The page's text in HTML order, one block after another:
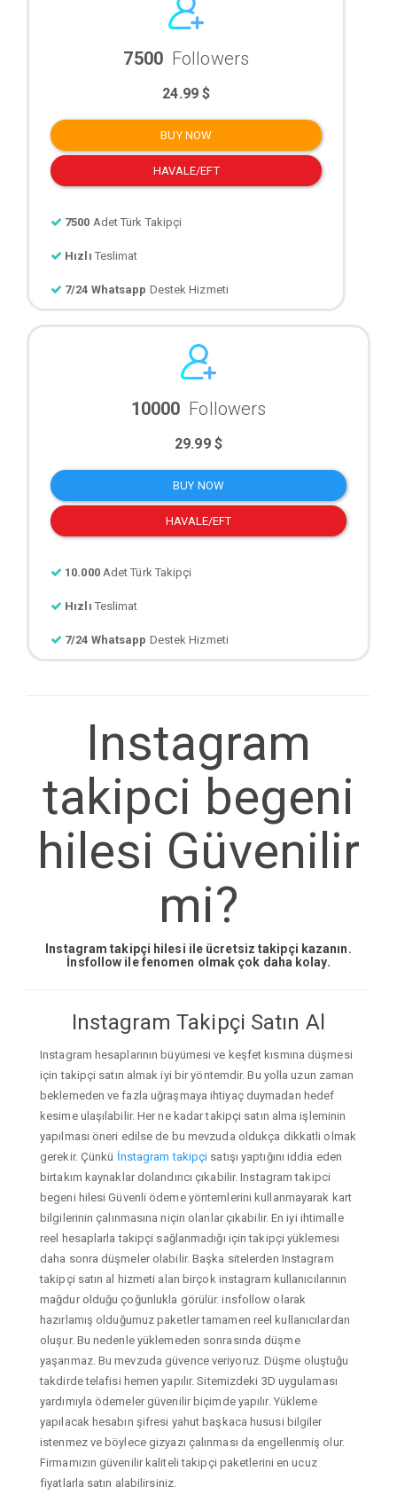
7500 Followers
24.99 $
BUY NOW
HAVALE/EFT
7500 Adet Türk Takipçi
Hızlı Teslimat
7/24 Whatsapp Destek Hizmeti
10000 Followers
29.99 $
BUY NOW
HAVALE/EFT
10.000 Adet Türk Takipçi
Hızlı Teslimat
7/24 Whatsapp Destek Hizmeti
Instagram
takipci begeni
hilesi Güvenilir
mi?
Instagram takipçi hilesi ile ücretsiz takipçi kazanın.
İnsfollow ile fenomen olmak çok daha kolay.
Instagram Takipçi Satın Al
Instagram hesaplarının büyümesi ve keşfet kısmına düşmesi
için takipçi satın almak iyi bir yöntemdir. Bu yolla uzun zaman
beklemeden ve fazla uğraşmaya ihtiyaç duymadan hedef
kesime ulaşılabilir. Her ne kadar takipçi satın alma işleminin
yapılması öneri edilse de bu mevzuda oldukça dikkatli olmak
gerekir. Çünkü İnstagram takipçi satışı yaptığını iddia eden
birtakım kaynaklar dolandırıcı çıkabilir. Instagram takipci
begeni hilesi Güvenli ödeme yöntemlerini kullanmayarak kart
bilgilerinin çalınmasına niçin olanlar çıkabilir. En iyi ihtimalle
reel hesaplarla takipçi sağlanmadığı için takipçi yüklemesi
daha sonra düşmeler olabilir. Başka sitelerden Instagram
takipçi satın al hizmeti alan birçok instagram kullanıcılarının
mağdur olduğu çoğunlukla görülür. insfollow olarak
hazırlamış olduğumuz paketler tamamen reel kullanıcılardan
oluşur. Bu nedenle yüklemeden sonrasında düşme
yaşanmaz. Bu mevzuda güvence veriyoruz. Düşme oluştuğu
takdirde telafisi hemen yapılır. Sitemizdeki 3D uygulaması
yardımıyla ödemeler güvenilir biçimde yapılır. Yükleme
yapılacak hesabın şifresi yahut başkaca hususi bilgiler
istenmez ve böylece gizyazı çalınması da engellenmiş olur.
Firmamızın güvenilir kaliteli takipçi paketlerini en ucuz
fiyatlarla satın alabilirsiniz.